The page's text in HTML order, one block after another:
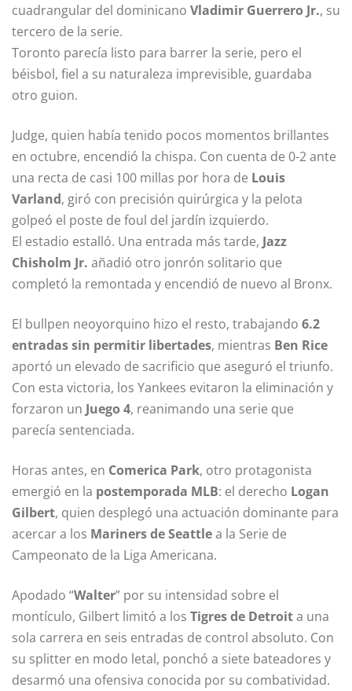
cuadrangular del dominicano Vladimir Guerrero Jr., su
tercero de la serie.
Toronto parecía listo para barrer la serie, pero el
béisbol, fiel a su naturaleza imprevisible, guardaba
otro guion.
Judge, quien había tenido pocos momentos brillantes
en octubre, encendió la chispa. Con cuenta de 0-2 ante
una recta de casi 100 millas por hora de Louis
Varland, giró con precisión quirúrgica y la pelota
golpeó el poste de foul del jardín izquierdo.
El estadio estalló. Una entrada más tarde, Jazz
Chisholm Jr. añadió otro jonrón solitario que
completó la remontada y encendió de nuevo al Bronx.
El bullpen neoyorquino hizo el resto, trabajando 6.2
entradas sin permitir libertades, mientras Ben Rice
aportó un elevado de sacrificio que aseguró el triunfo.
Con esta victoria, los Yankees evitaron la eliminación y
forzaron un Juego 4, reanimando una serie que
parecía sentenciada.
Horas antes, en Comerica Park, otro protagonista
emergió en la postemporada MLB: el derecho Logan
Gilbert, quien desplegó una actuación dominante para
acercar a los Mariners de Seattlea la Serie de
Campeonato de la Liga Americana.
Apodado “Walter” por su intensidad sobre el
montículo, Gilbert limitó a los Tigres de Detroita una
sola carrera en seis entradas de control absoluto. Con
su splitter en modo letal, ponchó a siete bateadores y
desarmó una ofensiva conocida por su combatividad.